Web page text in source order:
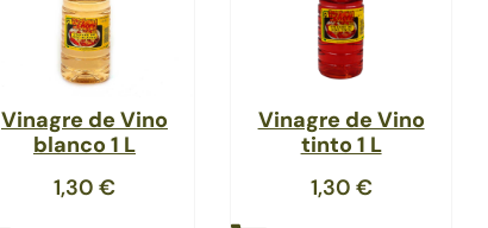
Vinagre de Vino
blanco 1 L
1,30 €
Vinagre de Vino
tinto 1 L
1,30 €